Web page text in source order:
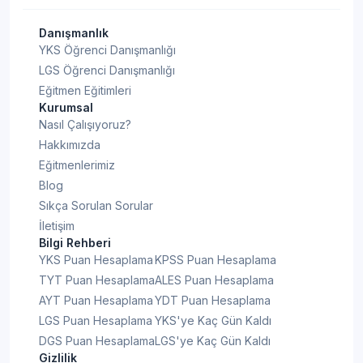
Engelli Bakımı ve
Rehabilitasyon (2 Yıllık)
Engelliler İçin Gölge Öğreticilik
(2 Yıllık)
Eser Koruma (2 Yıllık)
Et ve Ürünleri Teknolojisi (2
Yıllık)
E-Ticaret ve Pazarlama (2
Yıllık)
Detaya Git
Evde Hasta Bakımı (2 Yıllık)
Danışmanlık
YKS Öğrenci Danışmanlığı
LGS Öğrenci Danışmanlığı
Eğitmen Eğitimleri
Kurumsal
Nasıl Çalışıyoruz?
Hakkımızda
Eğitmenlerimiz
Blog
Sıkça Sorulan Sorular
İletişim
Bilgi Rehberi
YKS Puan Hesaplama
TYT Puan Hesaplama
AYT Puan Hesaplama
LGS Puan Hesaplama
DGS Puan Hesaplama
KPSS Puan Hesaplama
ALES Puan Hesaplama
YDT Puan Hesaplama
YKS'ye Kaç Gün Kaldı
LGS'ye Kaç Gün Kaldı
Gizlilik